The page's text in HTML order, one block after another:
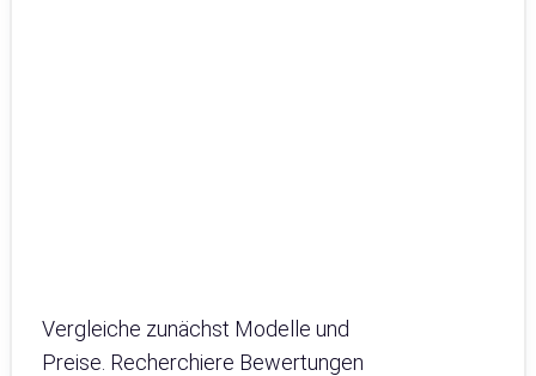
Vergleiche zunächst Modelle und
Preise. Recherchiere Bewertungen